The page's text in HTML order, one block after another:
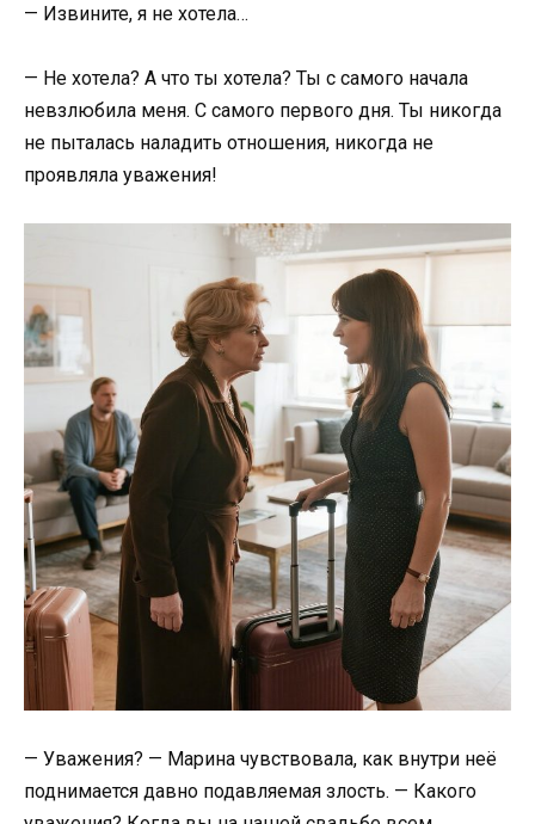
— Извините, я не хотела…
— Не хотела? А что ты хотела? Ты с самого начала
невзлюбила меня. С самого первого дня. Ты никогда
не пыталась наладить отношения, никогда не
проявляла уважения!
— Уважения? — Марина чувствовала, как внутри неё
поднимается давно подавляемая злость. — Какого